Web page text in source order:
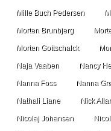
Mille Buch Pedersen
Morten Brunbjerg
Morten Gottschalck
Naja Vaaben Nancy
Nanna Foss Nanna
Nathali Liane Nick
Nicolaj Johansen